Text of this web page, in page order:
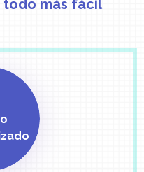
todo más fácil